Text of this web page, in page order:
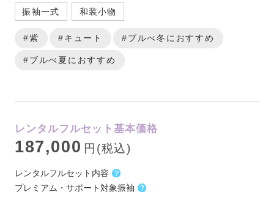
振袖一式 和装小物
#紫 #キュート #ブルべ冬におすすめ
#ブルべ夏におすすめ
レンタルフルセット基本価格
187,000 円(税込)
レンタルフルセット内容
プレミアム・サポート対象振袖